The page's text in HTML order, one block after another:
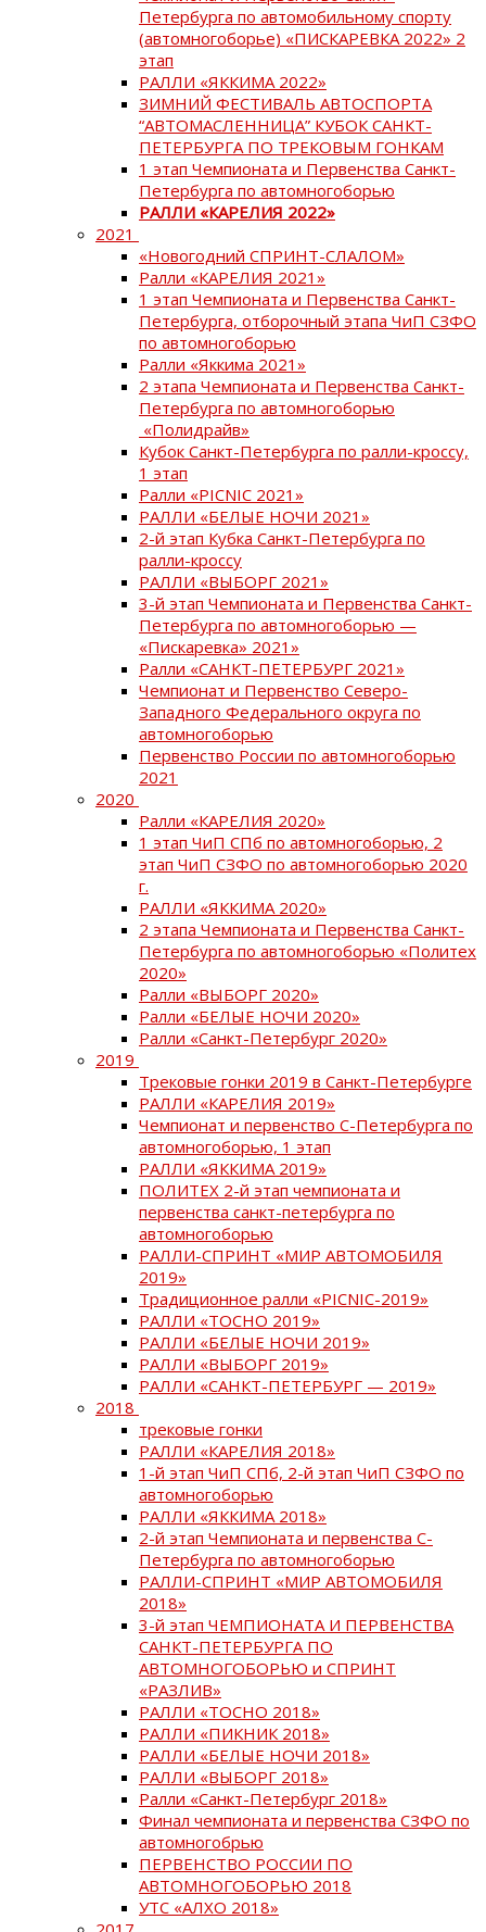
Петербурга по автомобильному спорту
(автомногоборье) «ПИСКАРЕВКА 2022» 2
этап
РАЛЛИ «ЯККИМА 2022»
ЗИМНИЙ ФЕСТИВАЛЬ АВТОСПОРТА
“АВТОМАСЛЕННИЦА” КУБОК САНКТ-
ПЕТЕРБУРГА ПО ТРЕКОВЫМ ГОНКАМ
1 этап Чемпионата и Первенства Санкт-
Петербурга по автомногоборью
РАЛЛИ «КАРЕЛИЯ 2022»
2021
«Новогодний СПРИНТ-СЛАЛОМ»
Ралли «КАРЕЛИЯ 2021»
1 этап Чемпионата и Первенства Санкт-
Петербурга, отборочный этапа ЧиП СЗФО
по автомногоборью
Ралли «Яккима 2021»
2 этапа Чемпионата и Первенства Санкт-
Петербурга по автомногоборью
«Полидрайв»
Кубок Санкт-Петербурга по ралли-кроссу,
1 этап
Ралли «PICNIC 2021»
РАЛЛИ «БЕЛЫЕ НОЧИ 2021»
2-й этап Кубка Санкт-Петербурга по
ралли-кроссу
РАЛЛИ «ВЫБОРГ 2021»
3-й этап Чемпионата и Первенства Санкт-
Петербурга по автомногоборью —
«Пискаревка» 2021»
Ралли «САНКТ-ПЕТЕРБУРГ 2021»
Чемпионат и Первенство Северо-
Западного Федерального округа по
автомногоборью
Первенство России по автомногоборью
2021
2020
Ралли «КАРЕЛИЯ 2020»
1 этап ЧиП СПб по автомногоборью, 2
этап ЧиП СЗФО по автомногоборью 2020
г.
РАЛЛИ «ЯККИМА 2020»
2 этапа Чемпионата и Первенства Санкт-
Петербурга по автомногоборью «Политех
2020»
Ралли «ВЫБОРГ 2020»
Ралли «БЕЛЫЕ НОЧИ 2020»
Ралли «Санкт-Петербург 2020»
2019
Трековые гонки 2019 в Санкт-Петербурге
РАЛЛИ «КАРЕЛИЯ 2019»
Чемпионат и первенство С-Петербурга по
автомногоборью, 1 этап
РАЛЛИ «ЯККИМА 2019»
ПОЛИТЕХ 2-й этап чемпионата и
первенства санкт-петербурга по
автомногоборью
РАЛЛИ-СПРИНТ «МИР АВТОМОБИЛЯ
2019»
Традиционное ралли «PICNIC-2019»
РАЛЛИ «ТОСНО 2019»
РАЛЛИ «БЕЛЫЕ НОЧИ 2019»
РАЛЛИ «ВЫБОРГ 2019»
РАЛЛИ «САНКТ-ПЕТЕРБУРГ — 2019»
2018
трековые гонки
РАЛЛИ «КАРЕЛИЯ 2018»
1-й этап ЧиП СПб, 2-й этап ЧиП СЗФО по
автомногоборью
РАЛЛИ «ЯККИМА 2018»
2-й этап Чемпионата и первенства С-
Петербурга по автомногоборью
РАЛЛИ-СПРИНТ «МИР АВТОМОБИЛЯ
2018»
3-й этап ЧЕМПИОНАТА И ПЕРВЕНСТВА
САНКТ-ПЕТЕРБУРГА ПО
АВТОМНОГОБОРЬЮ и СПРИНТ
«РАЗЛИВ»
РАЛЛИ «ТОСНО 2018»
РАЛЛИ «ПИКНИК 2018»
РАЛЛИ «БЕЛЫЕ НОЧИ 2018»
РАЛЛИ «ВЫБОРГ 2018»
Ралли «Санкт-Петербург 2018»
Финал чемпионата и первенства СЗФО по
автомногобрью
ПЕРВЕНСТВО РОССИИ ПО
АВТОМНОГОБОРЬЮ 2018
УТС «АЛХО 2018»